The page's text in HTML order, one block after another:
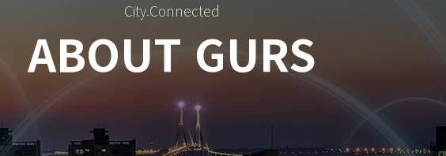
City.Connected
ABOUT GURS